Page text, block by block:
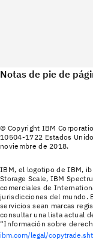
Notas de pie de
© Copyright IBM
10504-1722 Estados
noviembre de 2018.
IBM, el logotipo de IBM,
Storage Scale, IBM
comerciales de
jurisdicciones del mundo.
servicios sean marcas
consultar una lista actual
“Información sobre
ibm.com/legal/